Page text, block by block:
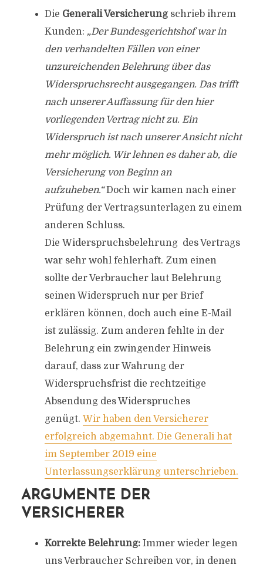
Die Generali Versicherungschrieb ihrem
Kunden: „Der Bundesgerichtshof war in
den verhandelten Fällen von einer
unzureichenden Belehrung über das
Widerspruchsrecht ausgegangen. Das trifft
nach unserer Auffassung für den hier
vorliegenden Vertrag nicht zu. Ein
Widerspruch ist nach unserer Ansicht nicht
mehr möglich. Wir lehnen es daher ab, die
Versicherung von Beginn an
aufzuheben.“Doch wir kamen nach einer
Prüfung der Vertragsunterlagen zu einem
anderen Schluss.
Die Widerspruchsbelehrung des Vertrags
war sehr wohl fehlerhaft. Zum einen
sollte der Verbraucher laut Belehrung
seinen Widerspruch nur per Brief
erklären können, doch auch eine E-Mail
ist zulässig. Zum anderen fehlte in der
Belehrung ein zwingender Hinweis
darauf, dass zur Wahrung der
Widerspruchsfrist die rechtzeitige
Absendung des Widerspruches
genügt. Wir haben den Versicherer
erfolgreich abgemahnt. Die Generali hat
im September 2019 eine
Unterlassungserklärung unterschrieben.
ARGUMENTE DER
VERSICHERER
Korrekte Belehrung: Immer wieder legen
uns Verbraucher Schreiben vor, in denen